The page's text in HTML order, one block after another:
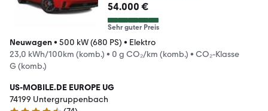
54.000 €
Sehr guter Preis
Neuwagen• 500 kW (680 PS) • Elektro
23,0 kWh/100km (komb.) • 0 g CO₂/km (komb.) • CO₂-Klasse
G (komb.)
US-MOBILE.DE EUROPE UG
74199 Untergruppenbach